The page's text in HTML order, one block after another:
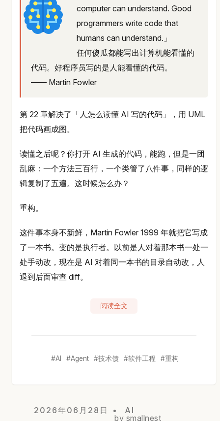
computer can understand. Good
programmers write code that
humans can understand.」
任何傻瓜都能写出计算机能看懂的
代码。好程序员写的是人能看懂的代码。
—— Martin Fowler
第 22 章解决了「人怎么读懂 AI 写的代码」，用 UML
把代码画成图。
读懂之后呢？你打开 AI 生成的代码，能跑，但是一团
乱麻：一个方法三百行，一个类管了八件事，同样的逻
辑复制了五遍。这时候怎么办？
重构。
这件事本身不新鲜，Martin Fowler 1999 年就把它写成
了一本书。变的是执行者。以前是人对着那本书一处一
处手动改，现在是 AI 对着同一本书的目录自动改，人
退到后面审查 diff。
阅读全文
AI Agent 技术债 软件工程 重构
2026年06月28日
AI
by smallnest